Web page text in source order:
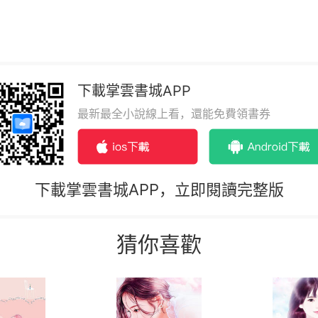
下載掌雲書城APP
最新最全小說線上看，還能免費領書券
下載掌雲書城APP，立即閱讀完整版
猜你喜歡